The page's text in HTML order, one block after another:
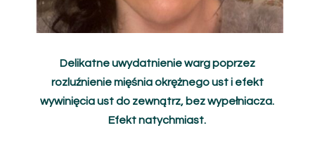
Delikatne uwydatnienie warg poprzez
rozluźnienie mięśnia okrężnego ust i efekt
wywinięcia ust do zewnątrz, bez wypełniacza.
Efekt natychmiast.